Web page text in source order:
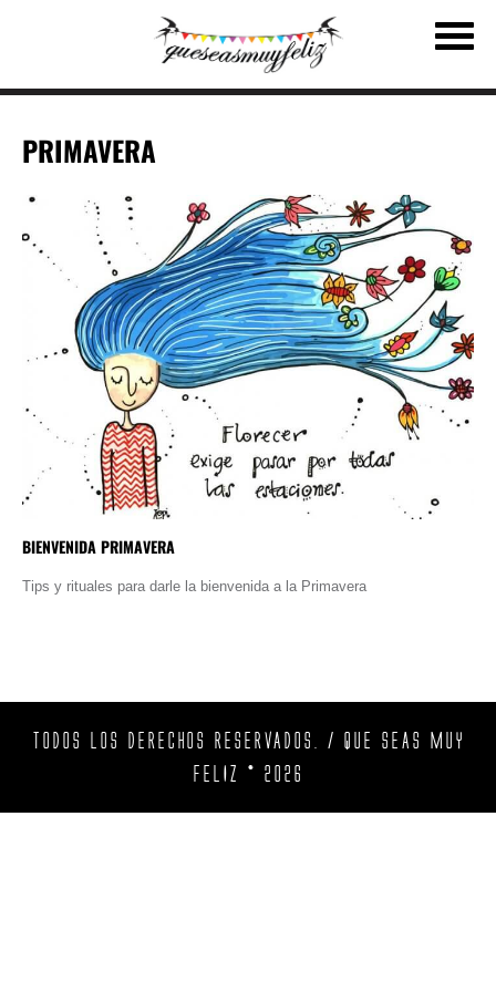
PRIMAVERA
BIENVENIDA PRIMAVERA
Tips y rituales para darle la bienvenida a la Primavera
TODOS LOS DERECHOS RESERVADOS. / QUE SEAS MUY
FELIZ © 2026